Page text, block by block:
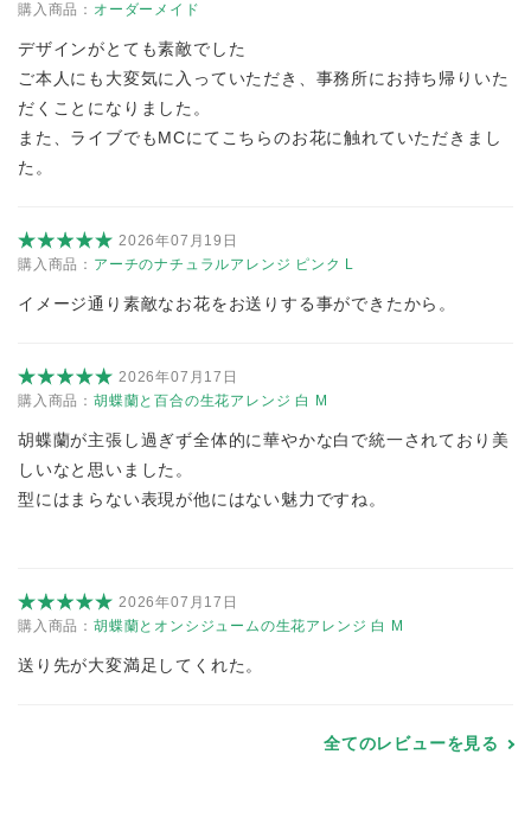
購入商品： オーダーメイド
デザインがとても素敵でした
ご本人にも大変気に入っていただき、事務所にお持ち帰りいた
だくことになりました。
また、ライブでもMCにてこちらのお花に触れていただきまし
た。
2026年07月19日
購入商品： アーチのナチュラルアレンジ ピンク L
イメージ通り素敵なお花をお送りする事ができたから。
2026年07月17日
購入商品： 胡蝶蘭と百合の生花アレンジ 白 M
胡蝶蘭が主張し過ぎず全体的に華やかな白で統一されており美
しいなと思いました。
型にはまらない表現が他にはない魅力ですね。
2026年07月17日
購入商品： 胡蝶蘭とオンシジュームの生花アレンジ 白 M
送り先が大変満足してくれた。
全てのレビューを見る